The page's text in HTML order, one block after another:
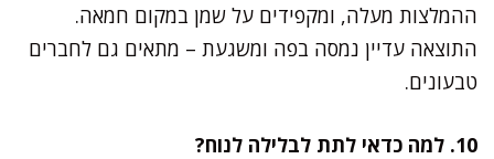
ההמלצות מעלה, ומקפידים על שמן במקום חמאה.
התוצאה עדיין נמסה בפה ומשגעת – מתאים גם לחברים
טבעונים.
10. למה כדאי לתת לבלילה לנוח?